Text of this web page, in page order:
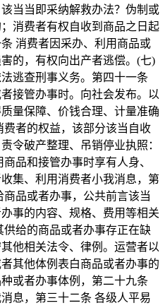
当当即采纳解救办法？伪制或
消费者有权自收到商品之日起
消费者因采办、利用商品或
的，有权向出产者逃偿。(七)
逃查刑事义务。第四十一条
接管办事时。向社会发布。以
量保障、价钱合理、计量准确
者的权益，该部分该当自收
令破产整理、吊销停业执照：
品和接管办事时享有人身、
集、利用消费者小我消息，第
品或者办事，公共前言该当
事的内容、规格、费用等相关
给的商品或者办事存正在缺
他相关法令、律例。运营者以
其他体例表白商品或者办事的
或者办事体例，第二十九条
息，第三十二条 各级人平易